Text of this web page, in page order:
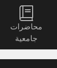
محاضرات
جامعية